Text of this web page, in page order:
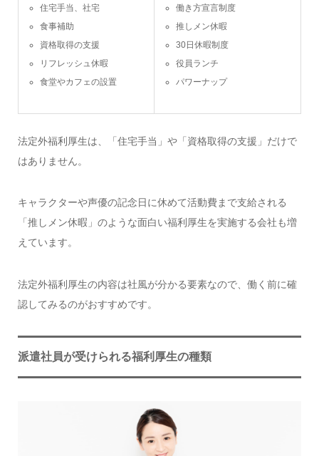
住宅手当、社宅
食事補助
資格取得の支援
リフレッシュ休暇
食堂やカフェの設置
働き方宣言制度
推しメン休暇
30日休暇制度
役員ランチ
パワーナップ
法定外福利厚生は、「住宅手当」や「資格取得の支援」だけで
はありません。
キャラクターや声優の記念日に休めて活動費まで支給される
「推しメン休暇」のような面白い福利厚生を実施する会社も増
えています。
法定外福利厚生の内容は社風が分かる要素なので、働く前に確
認してみるのがおすすめです。
派遣社員が受けられる福利厚生の種類